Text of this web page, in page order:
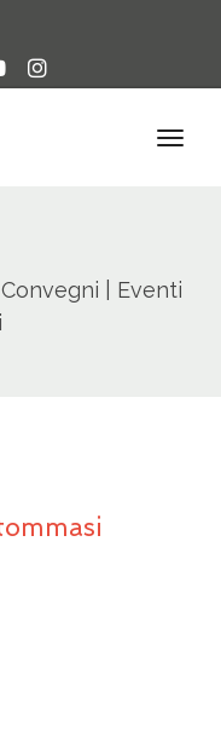
| Eventi